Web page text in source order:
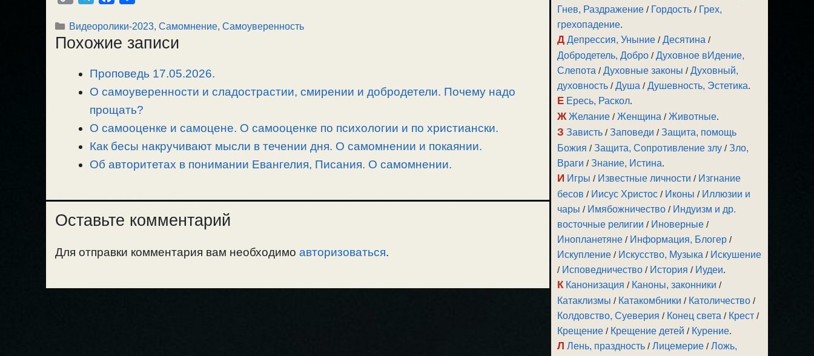
p
y
l
e
a
m
c
e
o
o
k
п
р
в
и
т
Рубрики
Видеоролики-2023, Самомнение, Самоуверенность
Похожие записи
Проповедь 17.05.2026.
О самоуверенности и сладострастии, смирении и добродетели. Почему надо
прощать?
О самооценке и самоцене. О самооценке по психологии и по христиански.
Как бесы накручивают мысли в течении дня. О самомнении и покаянии.
Об авторитетах в понимании Евангелия, Писания. О самомнении.
Оставьте комментарий
Для отправки комментария вам необходимо авторизоваться.
Гнев, Раздражение / Гордость / Грех,
грехопадение.
Д Депрессия, Уныние /Десятина /
Добродетель, Добро /Духовное вИдение,
Слепота /Духовные законы /Духовный,
духовность /Душа /Душевность, Эстетика.
Е Ересь, Раскол.
Ж Желание /Женщина /Животные.
З Зависть /Заповеди /Защита, помощь
Божия /Защита, Сопротивление злу /Зло,
Враги /Знание, Истина.
И Игры / Известные личности / Изгнание
бесов / Иисус Христос / Иконы / Иллюзии и
чары / Имябожничество / Индуизм и др.
восточные религии / Иноверные /
Инопланетяне / Информация, Блогер /
Искупление / Искусство, Музыка / Искушение
/ Исповедничество / История / Иудеи.
К Канонизация / Каноны, законники /
Катаклизмы / Катакомбники / Католичество /
Колдовство, Суеверия / Конец света / Крест /
Крещение / Крещение детей / Курение.
Л Лень, праздность /Лицемерие /Ложь,